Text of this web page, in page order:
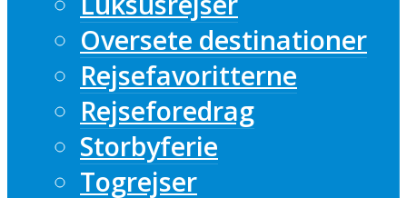
Oversete destinationer
Rejsefavoritterne
Rejseforedrag
Storbyferie
Togrejser